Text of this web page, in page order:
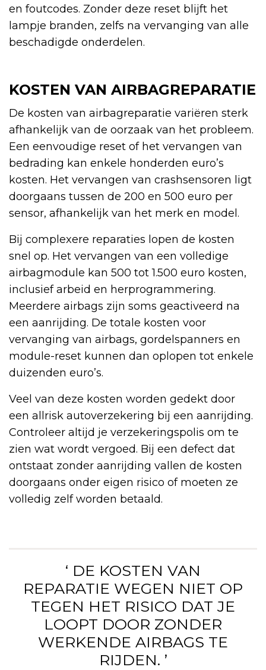
en foutcodes. Zonder deze reset blijft het
lampje branden, zelfs na vervanging van alle
beschadigde onderdelen.
KOSTEN VAN AIRBAGREPARATIE
De kosten van airbagreparatie variëren sterk
afhankelijk van de oorzaak van het probleem.
Een eenvoudige reset of het vervangen van
bedrading kan enkele honderden euro’s
kosten. Het vervangen van crashsensoren ligt
doorgaans tussen de 200 en 500 euro per
sensor, afhankelijk van het merk en model.
Bij complexere reparaties lopen de kosten
snel op. Het vervangen van een volledige
airbagmodule kan 500 tot 1.500 euro kosten,
inclusief arbeid en herprogrammering.
Meerdere airbags zijn soms geactiveerd na
een aanrijding. De totale kosten voor
vervanging van airbags, gordelspanners en
module-reset kunnen dan oplopen tot enkele
duizenden euro’s.
Veel van deze kosten worden gedekt door
een allrisk autoverzekering bij een aanrijding.
Controleer altijd je verzekeringspolis om te
zien wat wordt vergoed. Bij een defect dat
ontstaat zonder aanrijding vallen de kosten
doorgaans onder eigen risico of moeten ze
volledig zelf worden betaald.
‘ DE KOSTEN VAN
REPARATIE WEGEN NIET OP
TEGEN HET RISICO DAT JE
LOOPT DOOR ZONDER
WERKENDE AIRBAGS TE
RIJDEN. ’